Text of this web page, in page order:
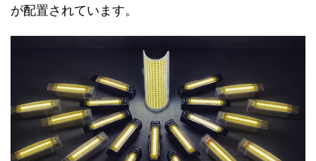
が配置されています。